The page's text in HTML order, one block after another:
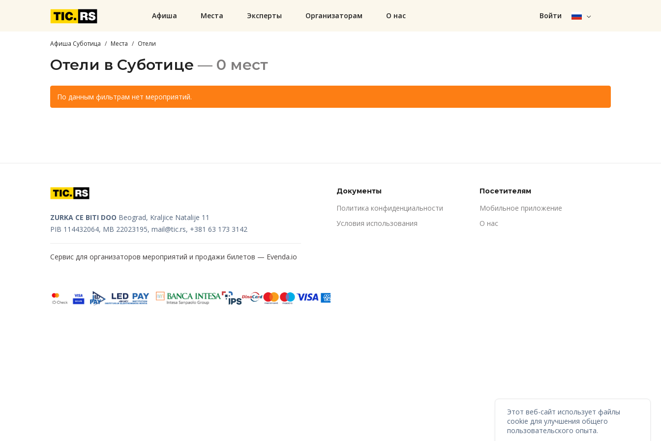
Афиша Места Эксперты Организаторам О нас Войти
Афиша Суботица Места Отели
Отели в Суботице — 0 мест
По данным фильтрам нет мероприятий.
ZURKA CE BITI DOO Beograd, Kraljice Natalije 11
PIB 114432064, MB 22023195, mail@tic.rs, +381 63 173 3142
Сервис для организаторов мероприятий и продажи билетов — Evenda.io
Документы
Политика конфиденциальности
Условия использования
Посетителям
Мобильное приложение
О нас
Этот веб-сайт использует файлы
cookie для улучшения общего
пользовательского опыта.